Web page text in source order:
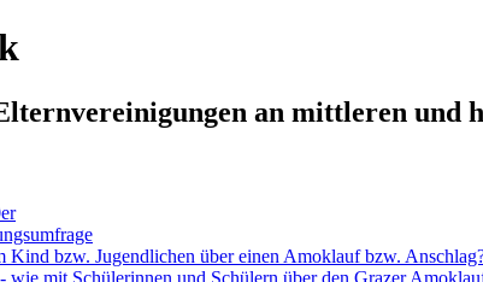
an mittleren und
Kind bzw. Jugendlichen über einen Amoklauf bzw.
wie mit Schülerinnen und Schülern über den Grazer